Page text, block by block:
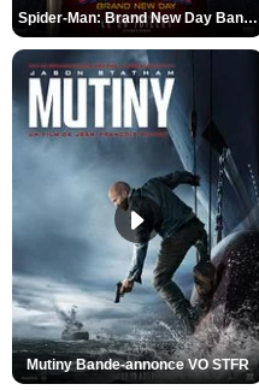
Spider-Man: Brand New Day Bande-annonce VO STFR
Mutiny Bande-annonce VO STFR